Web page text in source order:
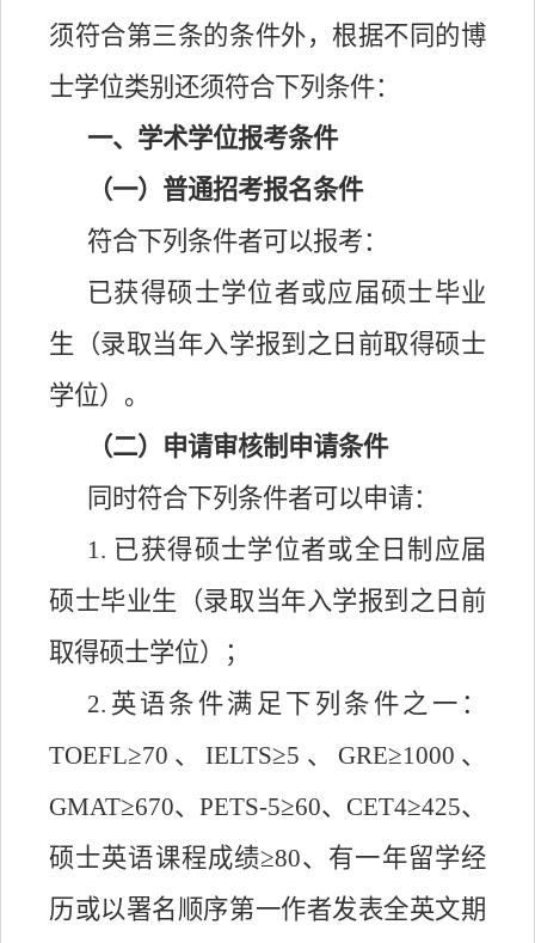
须符合第三条的条件外，根据不同的博
士学位类别还须符合下列条件：
一、学术学位报考条件
（一）普通招考报名条件
符合下列条件者可以报考：
已获得硕士学位者或应届硕士毕业
生（录取当年入学报到之日前取得硕士
学位）。
（二）申请审核制申请条件
同时符合下列条件者可以申请：
1. 已获得硕士学位者或全日制应届
硕士毕业生（录取当年入学报到之日前
取得硕士学位）；
2.英语条件满足下列条件之一：
TOEFL≥70、IELTS≥5、GRE≥1000、
GMAT≥670、PETS-5≥60、CET4≥425、
硕士英语课程成绩≥80、有一年留学经
历或以署名顺序第一作者发表全英文期